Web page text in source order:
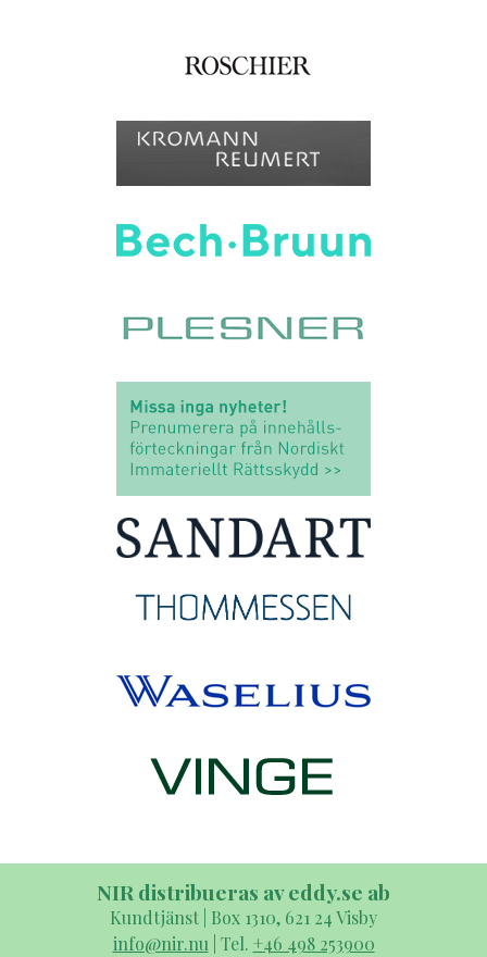
NIR distribueras av eddy.se ab
Kundtjänst | Box 1310, 621 24 Visby
info@nir.nu | Tel. +46 498 253900